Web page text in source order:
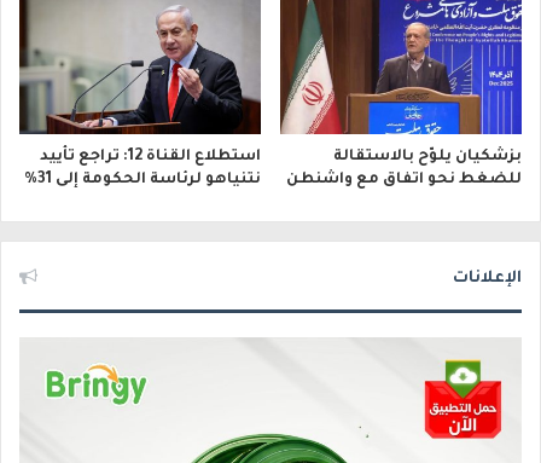
بزشكيان يلوّح بالاستقالة
للضغط نحو اتفاق مع واشنطن
استطلاع القناة 12: تراجع تأييد
نتنياهو لرئاسة الحكومة إلى 31%
الإعلانات